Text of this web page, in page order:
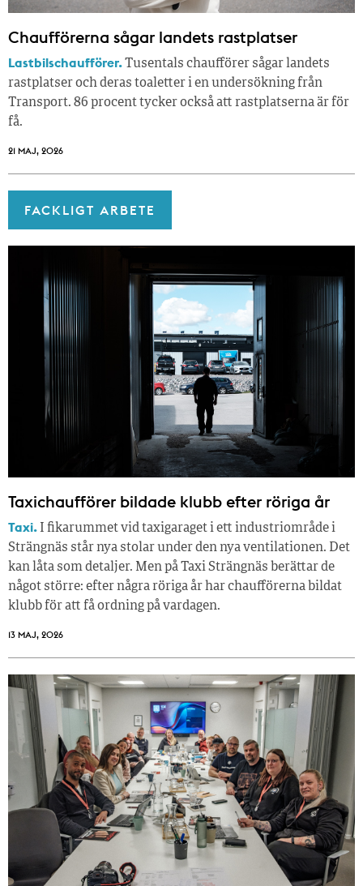
Chaufförerna sågar landets rastplatser
Lastbilschaufförer.Tusentals chaufförer sågar landets
rastplatser och deras toaletter i en undersökning från
Transport. 86 procent tycker också att rastplatserna är för
få.
21 MAJ, 2026
FACKLIGT ARBETE
Taxichaufförer bildade klubb efter röriga år
Taxi. I fikarummet vid taxigaraget i ett industriområde i
Strängnäs står nya stolar under den nya ventilationen. Det
kan låta som detaljer. Men på Taxi Strängnäs berättar de
något större: efter några röriga år har chaufförerna bildat
klubb för att få ordning på vardagen.
13 MAJ, 2026